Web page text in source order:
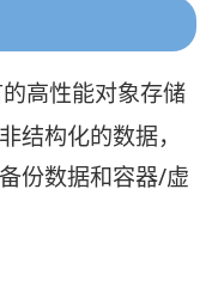
高性能对象存储
结构化的数据，
份数据和容器/虚